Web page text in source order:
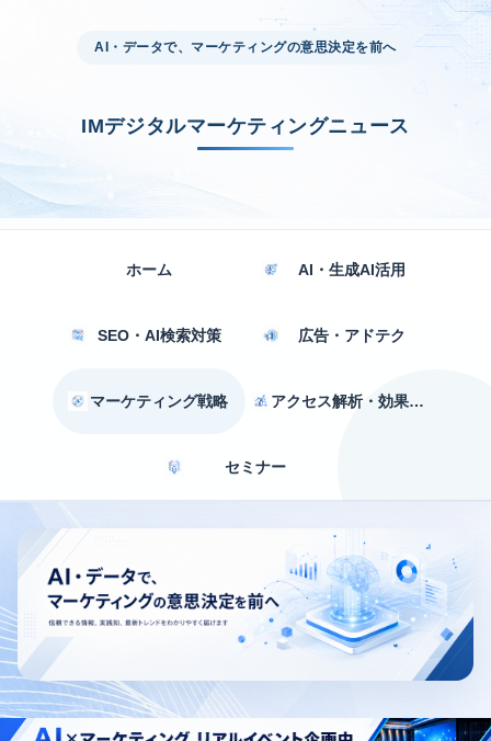
AI・データで、マーケティングの意思決定を前へ
IMデジタルマーケティングニュース
ホーム AI・生成AI活用
SEO・AI検索対策 広告・アドテク
マーケティング戦略 アクセス解析・効果測定
セミナー